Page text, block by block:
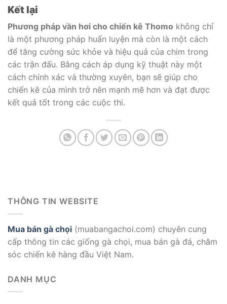
THÔNG TIN WEBSITE
Mua bán gà chọi (muabangachoi.com) chuyên cung
cấp thông tin các giống gà chọi, mua bán gà đá, chăm
sóc chiến kê hàng đầu Việt Nam.
DANH MỤC
Kết lại
Phương pháp vần hơi cho chiến kê Thomo không chỉ
là một phương pháp huấn luyện mà còn là một cách
để tăng cường sức khỏe và hiệu quả của chim trong
các trận đấu. Bằng cách áp dụng kỹ thuật này một
cách chính xác và thường xuyên, bạn sẽ giúp cho
chiến kê của mình trở nên mạnh mẽ hơn và đạt được
kết quả tốt trong các cuộc thi.